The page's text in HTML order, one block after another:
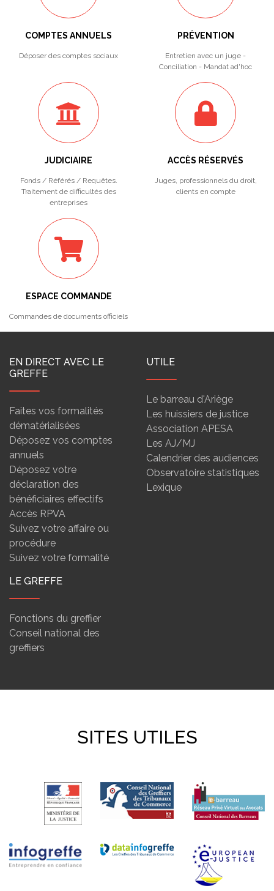
COMPTES ANNUELS
Déposer des comptes sociaux
PRÉVENTION
Entretien avec un juge -
Conciliation - Mandat ad'hoc
JUDICIAIRE
Fonds / Référés / Requêtes.
Traitement de difficultés des
entreprises
ACCÈS RÉSERVÉS
Juges, professionnels du droit,
clients en compte
ESPACE COMMANDE
Commandes de documents officiels
EN DIRECT AVEC LE
GREFFE
Faites vos formalités
dématérialisées
Déposez vos comptes
annuels
Déposez votre
déclaration des
bénéficiaires effectifs
Accès RPVA
Suivez votre affaire ou
procédure
Suivez votre formalité
UTILE
Le barreau d'Ariège
Les huissiers de justice
Association APESA
Les AJ/MJ
Calendrier des audiences
Observatoire statistiques
Lexique
LE GREFFE
Fonctions du greffier
Conseil national des
greffiers
SITES UTILES